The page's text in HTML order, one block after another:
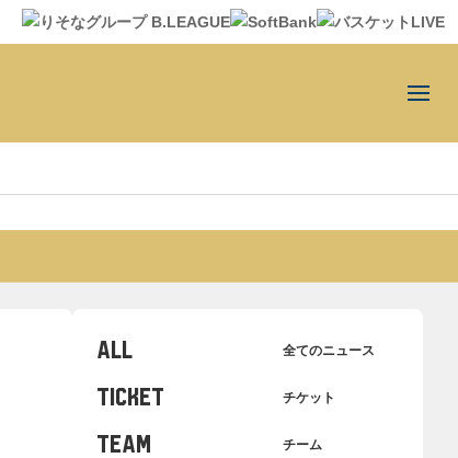
ALL 全てのニュース
TICKET チケット
TEAM チーム